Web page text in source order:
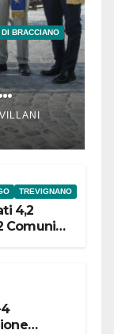
BRACCIANO
TREVIGNANO
4,2
Comuni
4